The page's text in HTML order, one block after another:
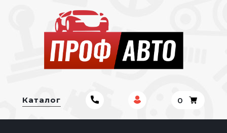
Каталог 0